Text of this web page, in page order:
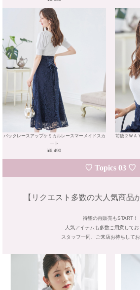
バックレースアップケミカルレースマーメイドスカ
ート
¥6,490
前後２ＷＡ
♡ Topics 03 ♡
【リクエスト多数の大人気商品
待望の再販売もSTART！
人気アイテムも多数ご用意してお
スタッフ一同、ご来店お待ちしてお